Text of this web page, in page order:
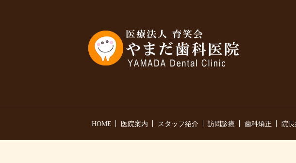
HOME 医院案内 スタッフ紹介 訪問診療 歯科矯正 院